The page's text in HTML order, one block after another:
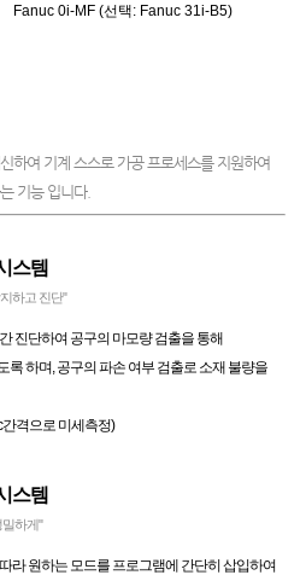
Fanuc 0i-MF (선택: Fanuc 31i-B5)
하여 기계 스스로 가공 프로세스를 지원하여
기능 입니다.
스템
하고 진단"
진단하여 공구의 마모량 검출을 통해
록 하며, 공구의 파손 여부 검출로 소재 불량을
간격으로 미세측정)
스템
밀하게"
라 원하는 모드를 프로그램에 간단히 삽입하여